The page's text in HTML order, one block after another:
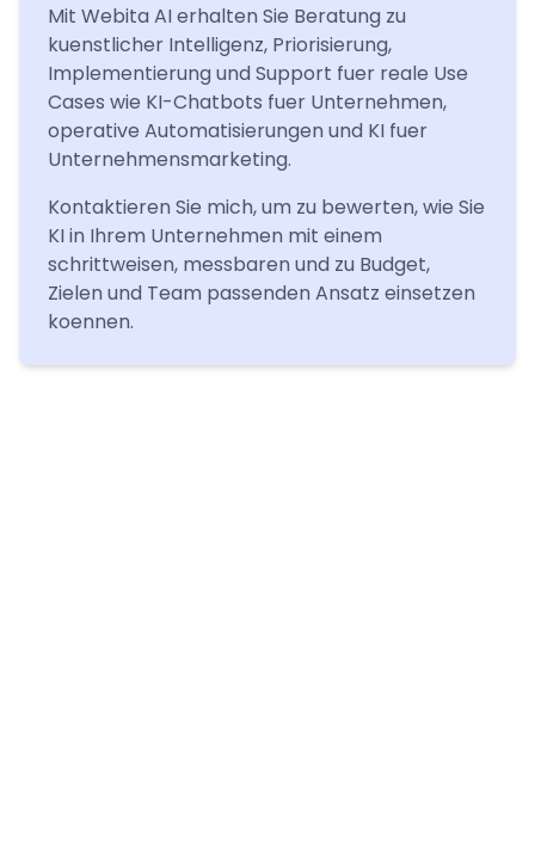
Mit Webita AI erhalten Sie Beratung zu
kuenstlicher Intelligenz, Priorisierung,
Implementierung und Support fuer reale Use
Cases wie KI-Chatbots fuer Unternehmen,
operative Automatisierungen und KI fuer
Unternehmensmarketing.
Kontaktieren Sie mich, um zu bewerten, wie Sie
KI in Ihrem Unternehmen mit einem
schrittweisen, messbaren und zu Budget,
Zielen und Team passenden Ansatz einsetzen
koennen.